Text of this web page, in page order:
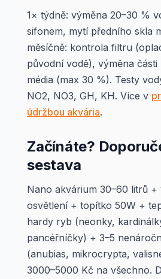
1× týdně: výměna 20–30 %
sifonem, mytí předního skla
měsíčně: kontrola filtru
původní vodě), výměna části
média (max 30 %). Testy
NO2, NO3, GH, KH. Více v
údržbou akvária.
Začínáte?
sestava
Nano akvárium 30–60 litrů
osvětlení + topítko 50W +
hardy ryb (neonky,
pancéřníčky) + 3–5
(anubias, mikrocrypta,
3000–5000 Kč na všechno.